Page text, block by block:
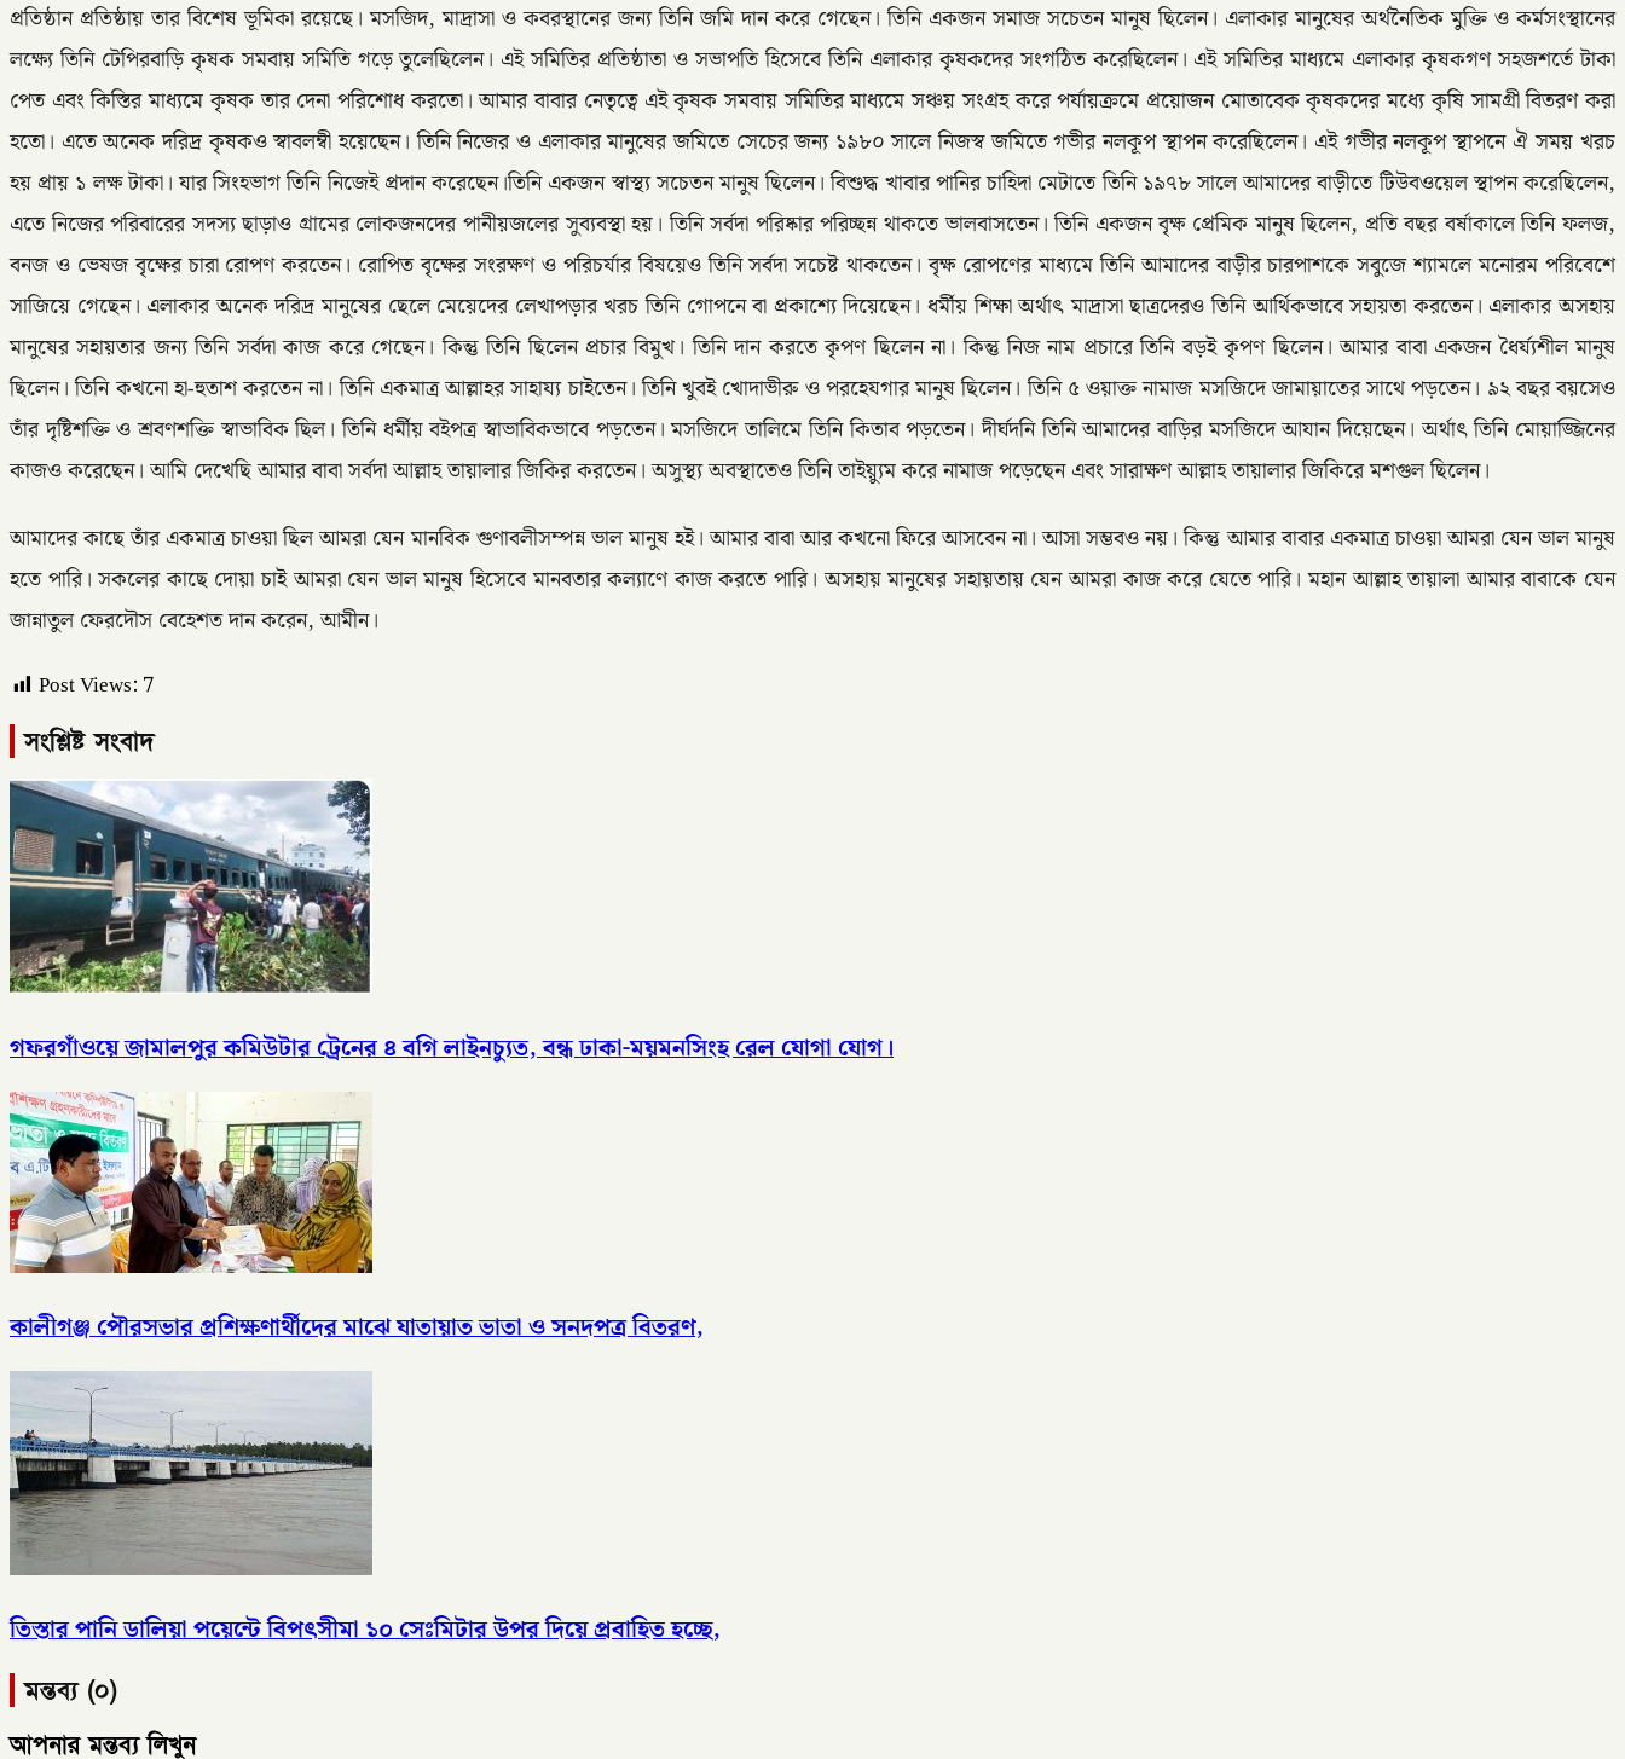
প্রতিষ্ঠান প্রতিষ্ঠায় তার বিশেষ ভূমিকা রয়েছে। মসজিদ, মাদ্রাসা ও কবরস্থানের জন্য তিনি জমি দান করে গেছেন। তিনি একজন সমাজ সচেতন মানুষ ছিলেন। এলাকার মানুষের অর্থনৈতিক মুক্তি ও কর্মসংস্থানের
লক্ষ্যে তিনি টেপিরবাড়ি কৃষক সমবায় সমিতি গড়ে তুলেছিলেন। এই সমিতির প্রতিষ্ঠাতা ও সভাপতি হিসেবে তিনি এলাকার কৃষকদের সংগঠিত করেছিলেন। এই সমিতির মাধ্যমে এলাকার কৃষকগণ সহজশর্তে টাকা
পেত এবং কিস্তির মাধ্যমে কৃষক তার দেনা পরিশোধ করতো। আমার বাবার নেতৃত্বে এই কৃষক সমবায় সমিতির মাধ্যমে সঞ্চয় সংগ্রহ করে পর্যায়ক্রমে প্রয়োজন মোতাবেক কৃষকদের মধ্যে কৃষি সামগ্রী বিতরণ করা
হতো। এতে অনেক দরিদ্র কৃষকও স্বাবলম্বী হয়েছেন। তিনি নিজের ও এলাকার মানুষের জমিতে সেচের জন্য ১৯৮০ সালে নিজস্ব জমিতে গভীর নলকূপ স্থাপন করেছিলেন। এই গভীর নলকূপ স্থাপনে ঐ সময় খরচ
হয় প্রায় ১ লক্ষ টাকা। যার সিংহভাগ তিনি নিজেই প্রদান করেছেন।তিনি একজন স্বাস্থ্য সচেতন মানুষ ছিলেন। বিশুদ্ধ খাবার পানির চাহিদা মেটাতে তিনি ১৯৭৮ সালে আমাদের বাড়ীতে টিউবওয়েল স্থাপন করেছিলেন,
এতে নিজের পরিবারের সদস্য ছাড়াও গ্রামের লোকজনদের পানীয়জলের সুব্যবস্থা হয়। তিনি সর্বদা পরিষ্কার পরিচ্ছন্ন থাকতে ভালবাসতেন। তিনি একজন বৃক্ষ প্রেমিক মানুষ ছিলেন, প্রতি বছর বর্ষাকালে তিনি ফলজ,
বনজ ও ভেষজ বৃক্ষের চারা রোপণ করতেন। রোপিত বৃক্ষের সংরক্ষণ ও পরিচর্যার বিষয়েও তিনি সর্বদা সচেষ্ট থাকতেন। বৃক্ষ রোপণের মাধ্যমে তিনি আমাদের বাড়ীর চারপাশকে সবুজে শ্যামলে মনোরম পরিবেশে
সাজিয়ে গেছেন। এলাকার অনেক দরিদ্র মানুষের ছেলে মেয়েদের লেখাপড়ার খরচ তিনি গোপনে বা প্রকাশ্যে দিয়েছেন। ধর্মীয় শিক্ষা অর্থাৎ মাদ্রাসা ছাত্রদেরও তিনি আর্থিকভাবে সহায়তা করতেন। এলাকার অসহায়
মানুষের সহায়তার জন্য তিনি সর্বদা কাজ করে গেছেন। কিন্তু তিনি ছিলেন প্রচার বিমুখ। তিনি দান করতে কৃপণ ছিলেন না। কিন্তু নিজ নাম প্রচারে তিনি বড়ই কৃপণ ছিলেন। আমার বাবা একজন ধৈর্য্যশীল মানুষ
ছিলেন। তিনি কখনো হা-হুতাশ করতেন না। তিনি একমাত্র আল্লাহর সাহায্য চাইতেন। তিনি খুবই খোদাভীরু ও পরহেযগার মানুষ ছিলেন। তিনি ৫ ওয়াক্ত নামাজ মসজিদে জামায়াতের সাথে পড়তেন। ৯২ বছর বয়সেও
তাঁর দৃষ্টিশক্তি ও শ্রবণশক্তি স্বাভাবিক ছিল। তিনি ধর্মীয় বইপত্র স্বাভাবিকভাবে পড়তেন। মসজিদে তালিমে তিনি কিতাব পড়তেন। দীর্ঘদনি তিনি আমাদের বাড়ির মসজিদে আযান দিয়েছেন। অর্থাৎ তিনি মোয়াজ্জিনের
কাজও করেছেন। আমি দেখেছি আমার বাবা সর্বদা আল্লাহ তায়ালার জিকির করতেন। অসুস্থ্য অবস্থাতেও তিনি তাইয়্যুম করে নামাজ পড়েছেন এবং সারাক্ষণ আল্লাহ তায়ালার জিকিরে মশগুল ছিলেন।
আমাদের কাছে তাঁর একমাত্র চাওয়া ছিল আমরা যেন মানবিক গুণাবলীসম্পন্ন ভাল মানুষ হই। আমার বাবা আর কখনো ফিরে আসবেন না। আসা সম্ভবও নয়। কিন্তু আমার বাবার একমাত্র চাওয়া আমরা যেন ভাল মানুষ
হতে পারি। সকলের কাছে দোয়া চাই আমরা যেন ভাল মানুষ হিসেবে মানবতার কল্যাণে কাজ করতে পারি। অসহায় মানুষের সহায়তায় যেন আমরা কাজ করে যেতে পারি। মহান আল্লাহ তায়ালা আমার বাবাকে যেন
জান্নাতুল ফেরদৌস বেহেশত দান করেন, আমীন।
Post Views: 7
সংশ্লিষ্ট সংবাদ
গফরগাঁওয়ে জামালপুর কমিউটার ট্রেনের ৪ বগি লাইনচ্যুত, বন্ধ ঢাকা-ময়মনসিংহ রেল যোগা যোগ।
কালীগঞ্জ পৌরসভার প্রশিক্ষণার্থীদের মাঝে যাতায়াত ভাতা ও সনদপত্র বিতরণ,
তিস্তার পানি ডালিয়া পয়েন্টে বিপৎসীমা ১০ সেঃমিটার উপর দিয়ে প্রবাহিত হচ্ছে,
মন্তব্য (০)
আপনার মন্তব্য লিখুন